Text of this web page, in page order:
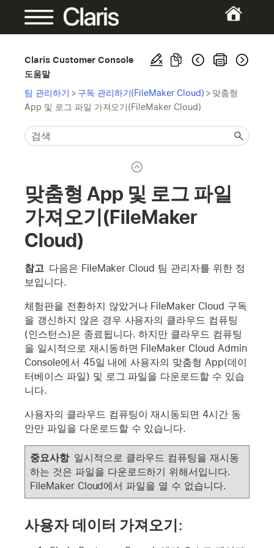
Claris Customer Console
도움말
팀 관리하기 > 구독 관리하기(FileMaker Cloud) > 맞춤형
App 및 로그 파일 가져오기(FileMaker Cloud)
맞춤형 App 및 로그 파일
가져오기(FileMaker
Cloud)
참고 다음은 FileMaker Cloud 팀 관리자를 위한 정
보입니다.
체험판을 전환하지 않았거나 FileMaker Cloud 구독
을 갱신하지 않은 경우 사용자의 클라우드 컴퓨팅
(인스턴스)은 종료됩니다. 하지만 클라우드 컴퓨팅
을 일시적으로 재시동하면 FileMaker Cloud Admin
Console에서 45일 내에 사용자의 맞춤형 App(데이
터베이스 파일) 및 로그 파일을 다운로드할 수 있습
니다.
사용자의 클라우드 컴퓨팅이 재시동되면 4시간 동
안만 파일을 다운로드할 수 있습니다.
중요사항 일시적으로 클라우드 컴퓨팅을 재시동
하는 것은 파일을 다운로드하기 위해서입니다.
FileMaker Cloud에서 파일을 열 수 없습니다.
사용자 데이터 가져오기: